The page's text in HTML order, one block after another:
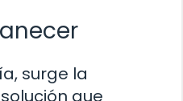
surge la
que